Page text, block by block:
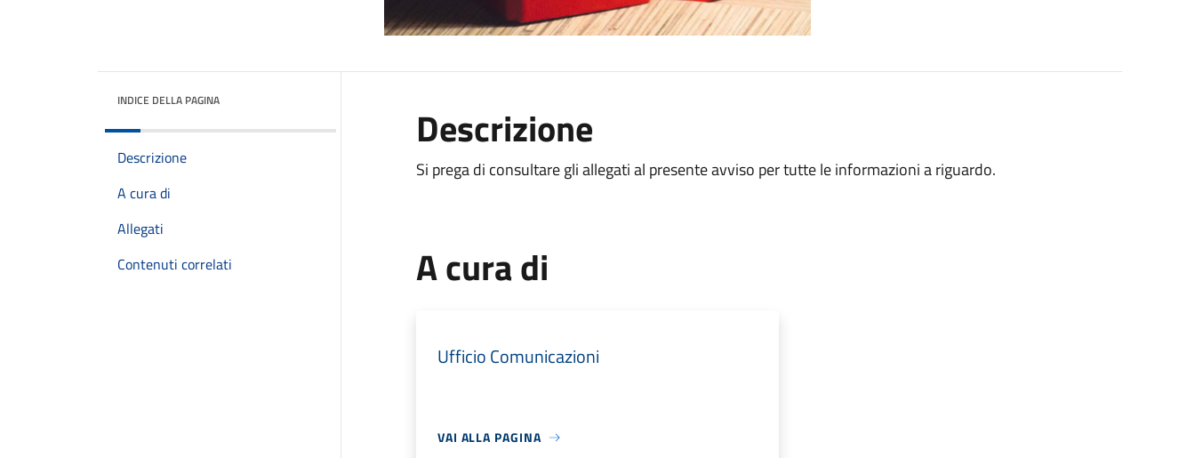
INDICE DELLA PAGINA
Descrizione
A cura di
Allegati
Contenuti correlati
Descrizione
Si prega di consultare gli allegati al presente avviso per tutte le informazioni a riguardo.
A cura di
Ufficio Comunicazioni
VAI ALLA PAGINA